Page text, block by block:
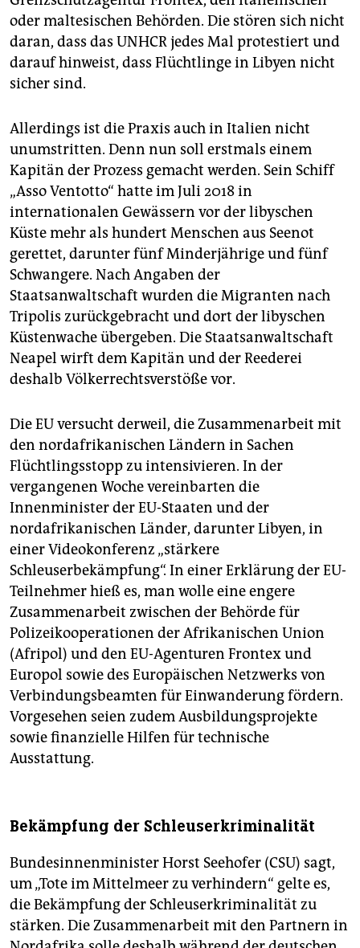
oder maltesischen Behörden. Die stören sich nicht
daran, dass das UNHCR jedes Mal protestiert und
darauf hinweist, dass Flüchtlinge in Libyen nicht
sicher sind.
Allerdings ist die Praxis auch in Italien nicht
unumstritten. Denn nun soll erstmals einem
Kapitän der Prozess gemacht werden. Sein Schiff
„Asso Ventotto“ hatte im Juli 2018 in
internationalen Gewässern vor der libyschen
Küste mehr als hundert Menschen aus Seenot
gerettet, darunter fünf Minderjährige und fünf
Schwangere. Nach Angaben der
Staatsanwaltschaft wurden die Migranten nach
Tripolis zurückgebracht und dort der libyschen
Küstenwache übergeben. Die Staatsanwaltschaft
Neapel wirft dem Kapitän und der Reederei
deshalb Völkerrechtsverstöße vor.
Die EU versucht derweil, die Zusammenarbeit mit
den nordafrikanischen Ländern in Sachen
Flüchtlingsstopp zu intensivieren. In der
vergangenen Woche vereinbarten die
Innenminister der EU-Staaten und der
nordafrikanischen Länder, darunter Libyen, in
einer Videokonferenz „stärkere
Schleuserbekämpfung“. In einer Erklärung der EU-
Teilnehmer hieß es, man wolle eine engere
Zusammenarbeit zwischen der Behörde für
Polizeikooperationen der Afrikanischen Union
(Afripol) und den EU-Agenturen Frontex und
Europol sowie des Europäischen Netzwerks von
Verbindungsbeamten für Einwanderung fördern.
Vorgesehen seien zudem Ausbildungsprojekte
sowie finanzielle Hilfen für technische
Ausstattung.
Bekämpfung der Schleuserkriminalität
Bundesinnenminister Horst Seehofer (CSU) sagt,
um „Tote im Mittelmeer zu verhindern“ gelte es,
die Bekämpfung der Schleuserkriminalität zu
stärken. Die Zusammenarbeit mit den Partnern in